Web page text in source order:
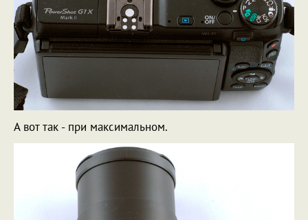
А вот так - при максимальном.